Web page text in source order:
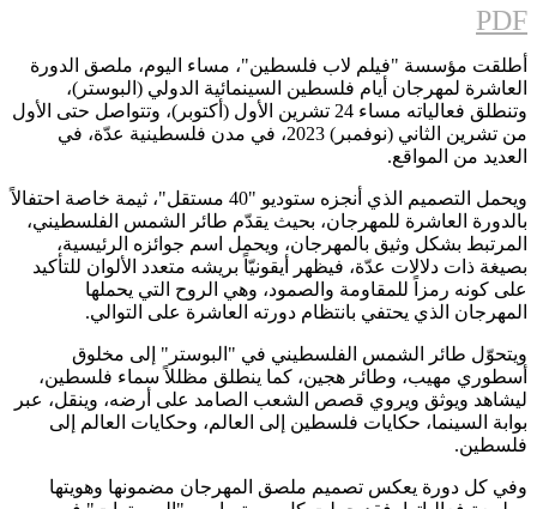
PDF
أطلقت مؤسسة "فيلم لاب فلسطين"، مساء اليوم، ملصق الدورة
العاشرة لمهرجان أيام فلسطين السينمائية الدولي (البوستر)،
وتنطلق فعالياته مساء 24 تشرين الأول (أكتوبر)، وتتواصل حتى الأول
من تشرين الثاني (نوفمبر) 2023، في مدن فلسطينية عدّة، في
العديد من المواقع.
ويحمل التصميم الذي أنجزه ستوديو "40 مستقل"، ثيمة خاصة احتفالاً
بالدورة العاشرة للمهرجان، بحيث يقدّم طائر الشمس الفلسطيني،
المرتبط بشكل وثيق بالمهرجان، ويحمل اسم جوائزه الرئيسية،
بصيغة ذات دلالات عدّة، فيظهر أيقونيّاً بريشه متعدد الألوان للتأكيد
على كونه رمزاً للمقاومة والصمود، وهي الروح التي يحملها
المهرجان الذي يحتفي بانتظام دورته العاشرة على التوالي.
ويتحوّل طائر الشمس الفلسطيني في "البوستر" إلى مخلوق
أسطوري مهيب، وطائر هجين، كما ينطلق مظللاً سماء فلسطين،
ليشاهد ويوثق ويروي قصص الشعب الصامد على أرضه، وينقل، عبر
بوابة السينما، حكايات فلسطين إلى العالم، وحكايات العالم إلى
فلسطين.
وفي كل دورة يعكس تصميم ملصق المهرجان مضمونها وهويتها